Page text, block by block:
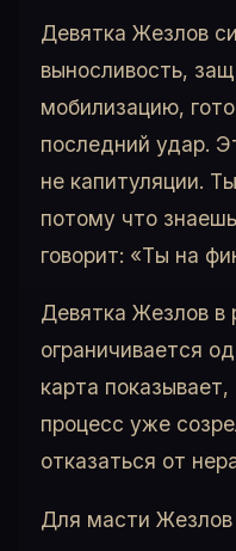
Девятка Жезлов
выносливость,
мобилизацию,
последний удар.
не капитуляции.
потому что
говорит: «Ты на
Девятка Жезлов в
ограничивается
карта
процесс уже
отказаться от
Для масти